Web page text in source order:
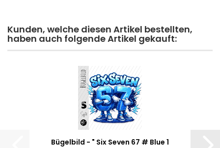
Kunden, welche diesen Artikel bestellten,
haben auch folgende Artikel gekauft:
Bügelbild - " Six Seven 67 # Blue 1